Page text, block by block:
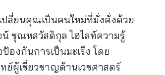
ปลี่ยนคุณเป็นคนใหม่ที่มั่งคั่งด้วย
ชุณหสวัสดิกุล ไฮไลท์ความรู้
องกันการเป็นมะเร็ง โดย
ย์ผู้เชี่ยวชาญด้านเวชศาสตร์